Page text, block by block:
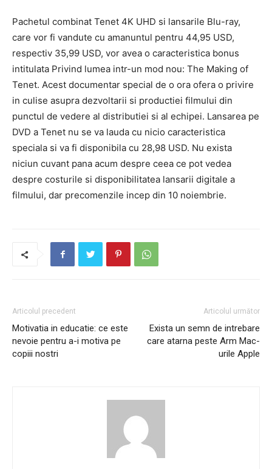
Pachetul combinat Tenet 4K UHD si lansarile Blu-ray,
care vor fi vandute cu amanuntul pentru 44,95 USD,
respectiv 35,99 USD, vor avea o caracteristica bonus
intitulata Privind lumea intr-un mod nou: The Making of
Tenet. Acest documentar special de o ora ofera o privire
in culise asupra dezvoltarii si productiei filmului din
punctul de vedere al distributiei si al echipei. Lansarea pe
DVD a Tenet nu se va lauda cu nicio caracteristica
speciala si va fi disponibila cu 28,98 USD. Nu exista
niciun cuvant pana acum despre ceea ce pot vedea
despre costurile si disponibilitatea lansarii digitale a
filmului, dar precomenzile incep din 10 noiembrie.
Articolul precedent
Motivatia in educatie: ce este
nevoie pentru a-i motiva pe
copiii nostri
Articolul următor
Exista un semn de intrebare
care atarna peste Arm Mac-
urile Apple